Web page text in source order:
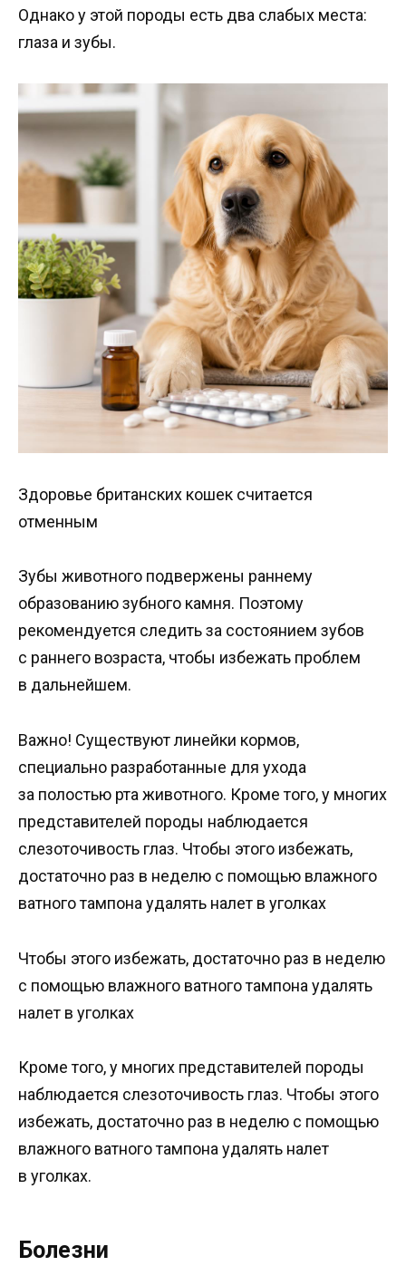
Однако у этой породы есть два слабых места:
глаза и зубы.
Здоровье британских кошек считается
отменным
Зубы животного подвержены раннему
образованию зубного камня. Поэтому
рекомендуется следить за состоянием зубов
с раннего возраста, чтобы избежать проблем
в дальнейшем.
Важно! Существуют линейки кормов,
специально разработанные для ухода
за полостью рта животного. Кроме того, у многих
представителей породы наблюдается
слезоточивость глаз. Чтобы этого избежать,
достаточно раз в неделю с помощью влажного
ватного тампона удалять налет в уголках
Чтобы этого избежать, достаточно раз в неделю
с помощью влажного ватного тампона удалять
налет в уголках
Кроме того, у многих представителей породы
наблюдается слезоточивость глаз. Чтобы этого
избежать, достаточно раз в неделю с помощью
влажного ватного тампона удалять налет
в уголках.
Болезни